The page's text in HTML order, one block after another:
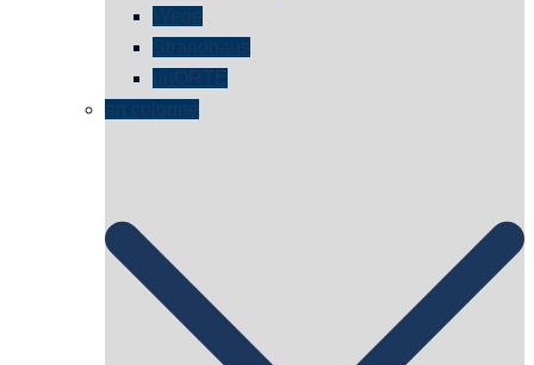
Wege
Strandhaus
unORTE
art cologne